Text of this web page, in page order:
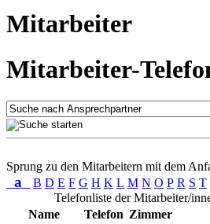
Mitarbeiter
Mitarbeiter-
Sprung zu den Mitarbeitern mit dem
a B D E F G H K L M N O P R S T
Telefonliste der Mitarbeiter/
Name
Telefon Zimmer